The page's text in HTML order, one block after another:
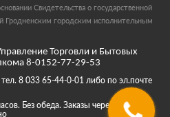
Свидетельства о государственной
Гродненским городским исполнительным
Торговли и Бытовых
8-0152-77-29-53
8 033 65-44-0-01 либо по эл.почте
Без обеда. Заказы через корзину